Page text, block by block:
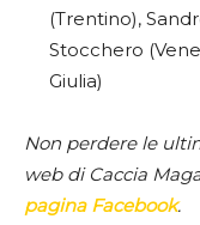
(Trentino),
Stocchero
Giulia)
Non perdere le
web di Caccia
pagina Facebook.